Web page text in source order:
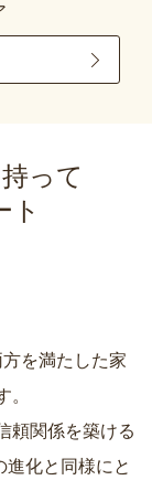
って
ト
を満たした家
。
頼関係を築ける